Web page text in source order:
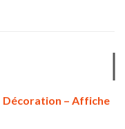
Décoration – Affiche